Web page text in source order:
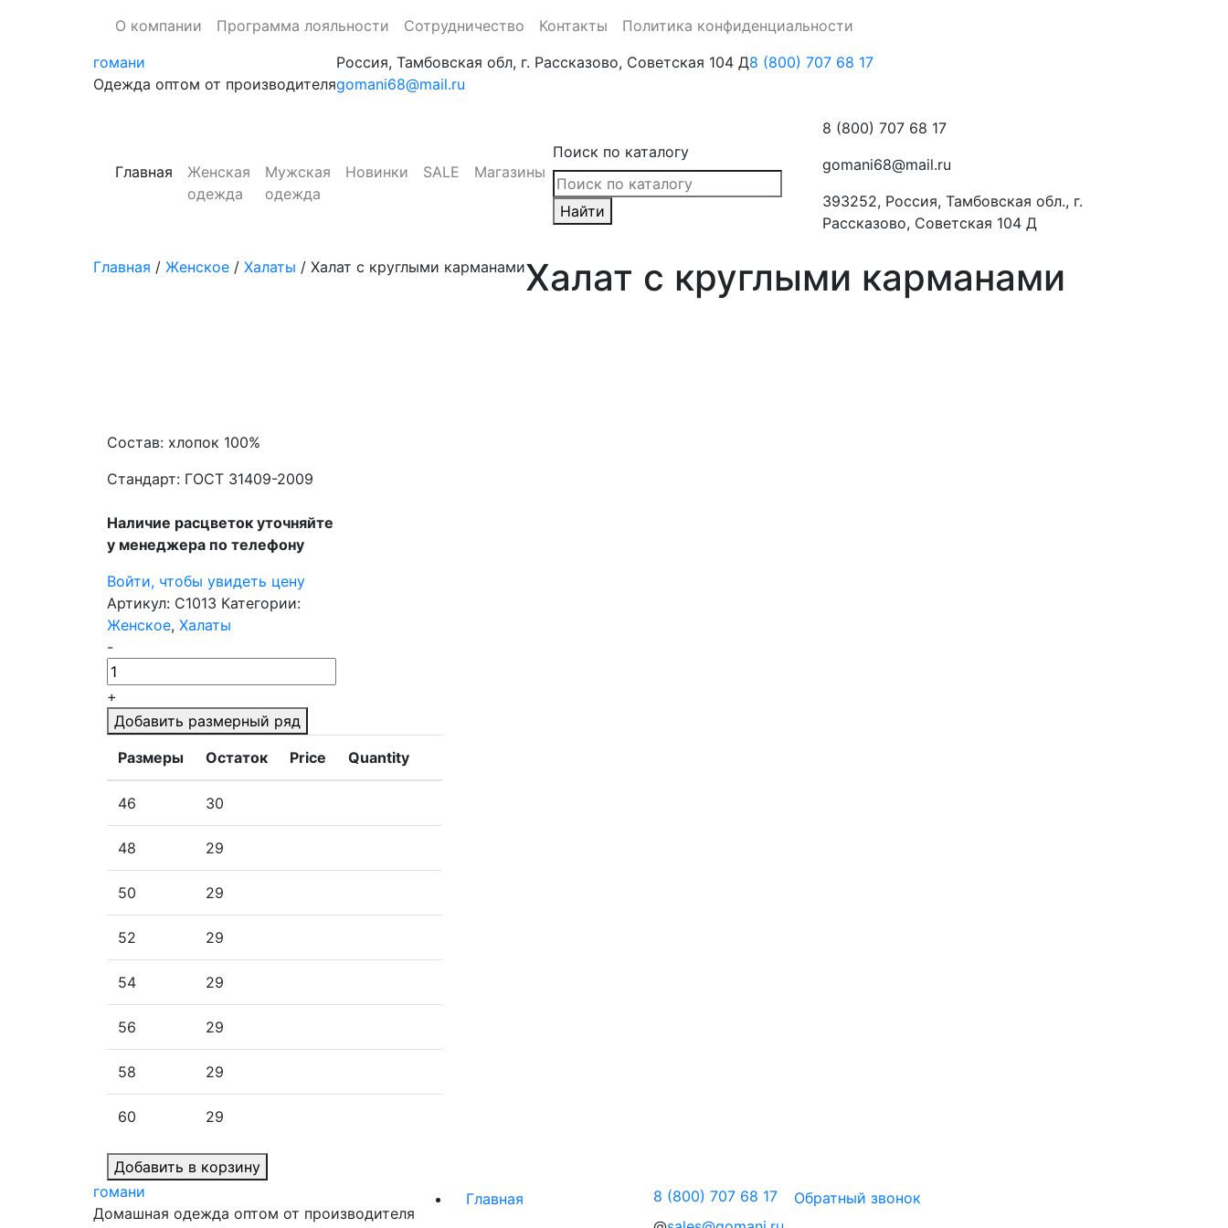
О компании Программа лояльности Сотрудничество Контакты
Политика конфиденциальности
гомани
Одежда оптом от производителя
Россия, Тамбовская обл, г. Рассказово, Советская 104 Д
gomani68@mail.ru
8 (800) 707 68 17
Главная
Женская
одежда
Мужская
одежда
Новинки SALE Магазины
Поиск по каталогу
Найти
8 (800) 707 68 17
gomani68@mail.ru
393252, Россия, Тамбовская обл., г.
Рассказово, Советская 104 Д
Главная / Женское / Халаты / Халат с круглыми карманамиХалат с круглыми карманами
Состав: хлопок 100%
Стандарт: ГОСТ 31409-2009
Наличие расцветок уточняйте
у менеджера по телефону
Войти, чтобы увидеть цену
Артикул: С1013 Категории:
Женское, Халаты
-
+
Добавить размерный ряд
Размеры
Остаток Price Quantity
46 30
48 29
50 29
52 29
54 29
56 29
58 29
60 29
Добавить в корзину
гомани
Домашная одежда оптом от производителя
Главная
8 (800) 707 68 17
Обратный звонок